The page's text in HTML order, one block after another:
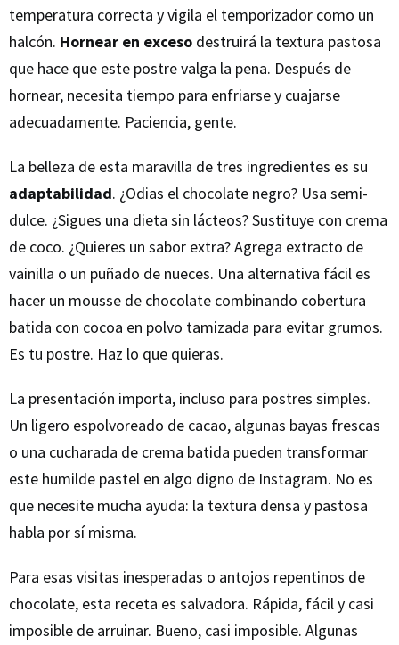
temperatura correcta y vigila el temporizador como un
halcón. Hornear en exceso destruirá la textura pastosa
que hace que este postre valga la pena. Después de
hornear, necesita tiempo para enfriarse y cuajarse
adecuadamente. Paciencia, gente.
La belleza de esta maravilla de tres ingredientes es su
adaptabilidad. ¿Odias el chocolate negro? Usa semi-
dulce. ¿Sigues una dieta sin lácteos? Sustituye con crema
de coco. ¿Quieres un sabor extra? Agrega extracto de
vainilla o un puñado de nueces. Una alternativa fácil es
hacer un mousse de chocolate combinando cobertura
batida con cocoa en polvo tamizada para evitar grumos.
Es tu postre. Haz lo que quieras.
La presentación importa, incluso para postres simples.
Un ligero espolvoreado de cacao, algunas bayas frescas
o una cucharada de crema batida pueden transformar
este humilde pastel en algo digno de Instagram. No es
que necesite mucha ayuda: la textura densa y pastosa
habla por sí misma.
Para esas visitas inesperadas o antojos repentinos de
chocolate, esta receta es salvadora. Rápida, fácil y casi
imposible de arruinar. Bueno, casi imposible. Algunas